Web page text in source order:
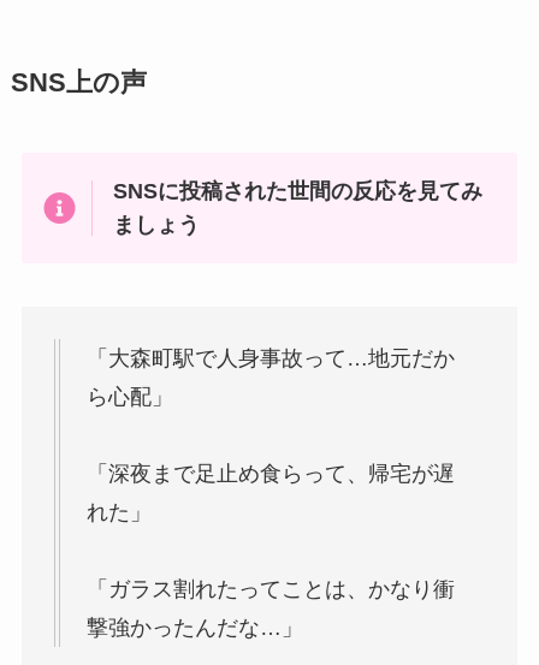
SNS上の声
SNSに投稿された世間の反応を見てみ
ましょう
「大森町駅で人身事故って…地元だか
ら心配」
「深夜まで足止め食らって、帰宅が遅
れた」
「ガラス割れたってことは、かなり衝
撃強かったんだな…」